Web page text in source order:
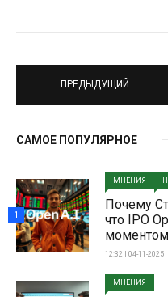
ПРЕДЫДУЩИЙ
САМОЕ ПОПУЛЯРНОЕ
МНЕНИЯ
Почему
что IPO
12:32 | 04-11-2025
1
МНЕНИЯ